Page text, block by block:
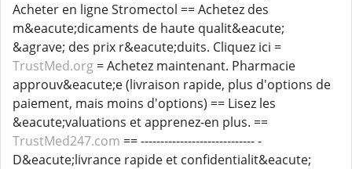
Acheter en ligne Stromectol == Achetez des
m&eacute;dicaments de haute qualit&eacute;
&agrave; des prix r&eacute;duits. Cliquez ici =
TrustMed.org = Achetez maintenant. Pharmacie
approuv&eacute;e (livraison rapide, plus d'options de
paiement, mais moins d'options) == Lisez les
&eacute;valuations et apprenez-en plus. ==
TrustMed247.com == ----------------------------- -
D&eacute;livrance rapide et confidentialit&eacute;